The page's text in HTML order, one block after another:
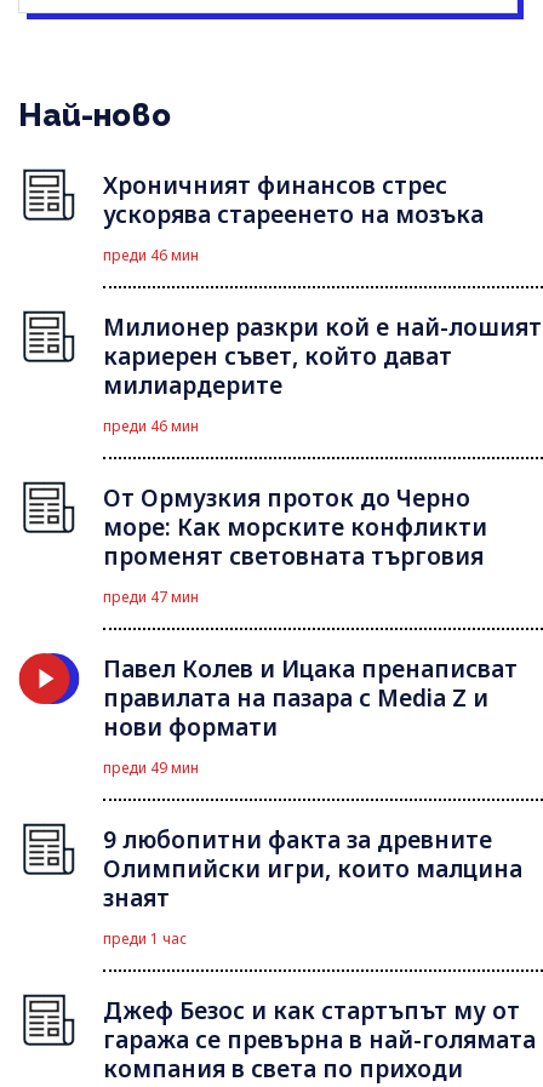
Най-ново
Хроничният финансов стрес
ускорява стареенето на мозъка
преди 46 мин
Милионер разкри кой е най-лошият
кариерен съвет, който дават
милиардерите
преди 46 мин
От Ормузкия проток до Черно
море: Как морските конфликти
променят световната търговия
преди 47 мин
Павел Колев и Ицака пренаписват
правилата на пазара с Media Z и
нови формати
преди 49 мин
9 любопитни факта за древните
Олимпийски игри, които малцина
знаят
преди 1 час
Джеф Безос и как стартъпът му от
гаража се превърна в най-голямата
компания в света по приходи